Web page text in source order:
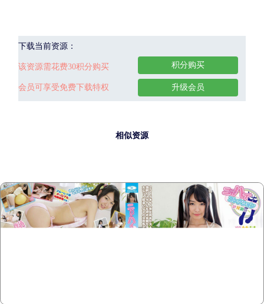
下载当前资源：
该资源需花费30积分购买
会员可享受免费下载特权
积分购买
升级会员
相似资源